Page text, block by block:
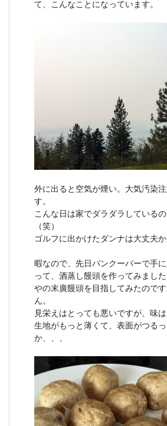
て、こんなことになっています。
外に出ると空気が煙い。大気汚染
す。
こんな日は家でダラダラしている
（笑）
ゴルフに出かけたダンナは大丈夫か
暇なので、先日バンクーバーで手
って、酒蒸し饅頭を作ってみまし
やの末廣饅頭を目指してみたので
ん。
見栄えはとっても悪いですが、味は
生地がもっと薄くて、表面がつる
か、、、